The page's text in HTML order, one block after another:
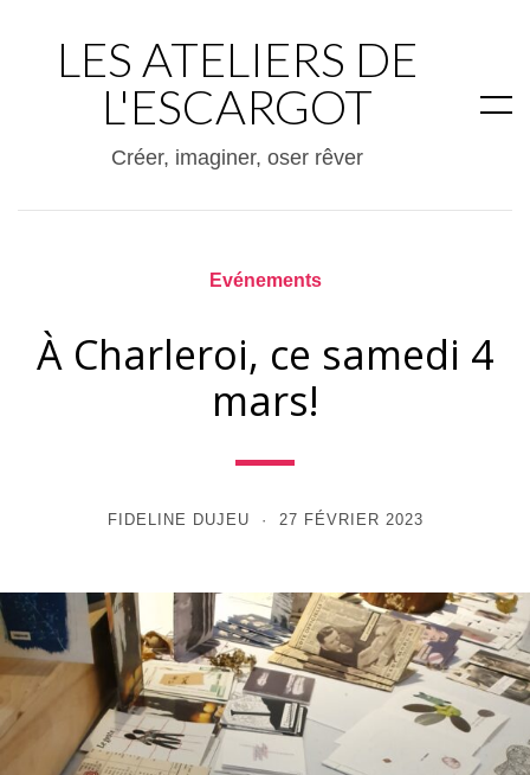
LES ATELIERS DE
L'ESCARGOT
Créer, imaginer, oser rêver
Evénements
À Charleroi, ce samedi 4
mars!
FIDELINE DUJEU 27 FÉVRIER 2023